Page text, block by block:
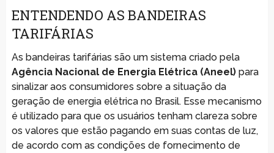
ENTENDENDO AS BANDEIRAS
TARIFÁRIAS
As bandeiras tarifárias são um sistema criado pela
Agência Nacional de Energia Elétrica (Aneel)para
sinalizar aos consumidores sobre a situação da
geração de energia elétrica no Brasil. Esse mecanismo
é utilizado para que os usuários tenham clareza sobre
os valores que estão pagando em suas contas de luz,
de acordo com as condições de fornecimento de